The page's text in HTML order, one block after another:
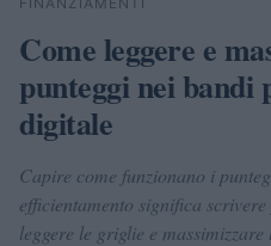
Cerca
Come leggere e
punteggi nei bandi
digitale
Capire come funzionano i
efficientamento significa
leggere le griglie e massimizzare